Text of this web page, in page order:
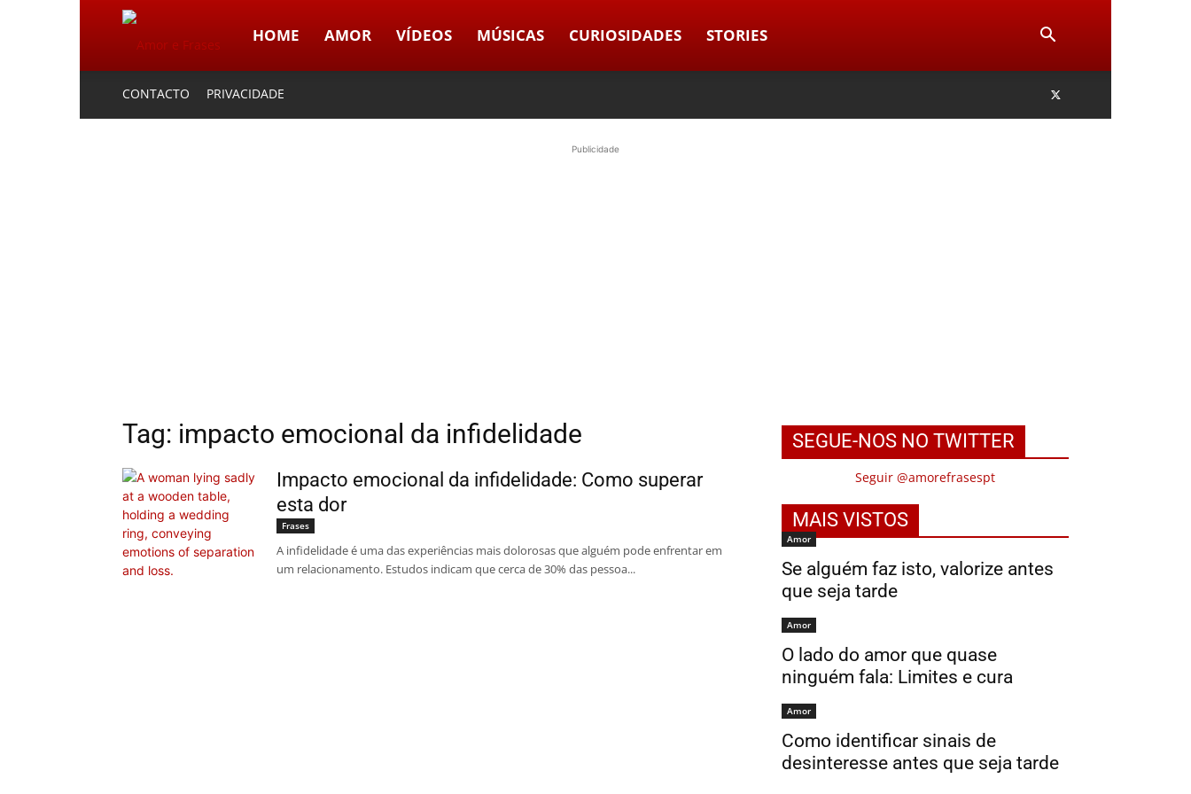
Amor
HOME AMOR VÍDEOS MÚSICAS CURIOSIDADES STORIES
CONTACTO PRIVACIDADE
Publicidade
Tag: impacto emocional da infidelidade
Impacto emocional da infidelidade: Como superar
esta dor
Frases
A infidelidade é uma das experiências mais dolorosas que alguém pode enfrentar em
um relacionamento. Estudos indicam que cerca de 30% das pessoa...
SEGUE-NOS NO TWITTER
Seguir @amorefrasespt
MAIS VISTOS
Amor
Se alguém faz isto, valorize antes
que seja tarde
Amor
O lado do amor que quase
ninguém fala: Limites e cura
Amor
Como identificar sinais de
desinteresse antes que seja tarde